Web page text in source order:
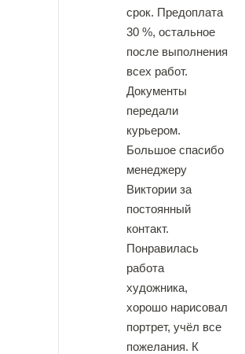
срок. Предоплата
30 %, остальное
после выполнения
всех работ.
Документы
передали
курьером.
Большое спасибо
менеджеру
Виктории за
постоянный
контакт.
Понравилась
работа
художника,
хорошо нарисовал
портрет, учёл все
пожелания. К